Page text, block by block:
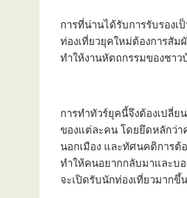
การที่น่านได้รับการรับรองเ
ท่องเที่ยวยุคใหม่ต้องการสัม
ทำให้งานหัตถกรรมของชา
การทำทัวร์ยุคนี้จึงต้องเปลี่ย
ของแต่ละคน โดยยึดหลักว่
นอกเมือง และทัศนคติการต้
ทำให้คนอยากกลับมาและบ
จะเปิดรับนักท่องเที่ยวมากขึ้น